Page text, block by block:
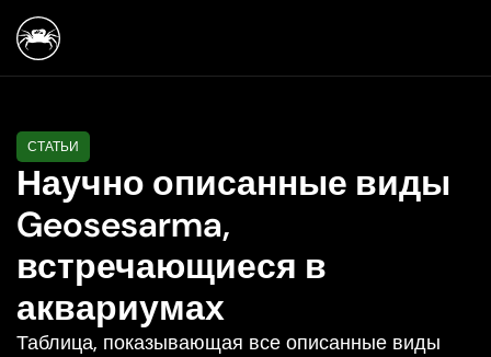
СТАТЬИ
Научно описанные виды
Geosesarma,
встречающиеся в
аквариумах
Таблица, показывающая все описанные виды